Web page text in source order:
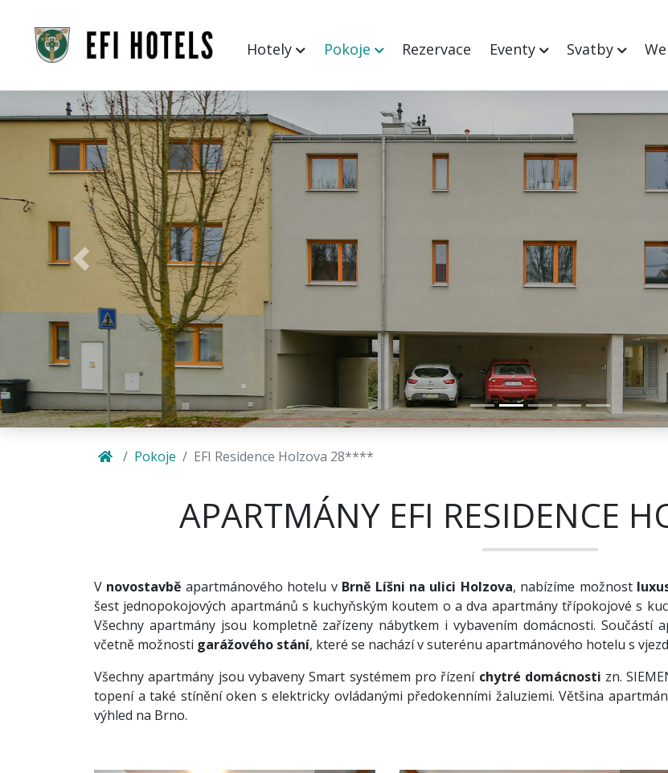
Hotely Pokoje Rezervace Eventy Svatby
Previous
Pokoje EFI Residence Holzova 28****
APARTMÁNY EFI RESIDENCE
V novostavbě apartmánového hotelu v Brně Líšni na ulici Holzova, nabízíme možnost
šest jednopokojových apartmánů s kuchyňským koutem o a dva apartmány třípokojové s
Všechny apartmány jsou kompletně zařízeny nábytkem i vybavením domácnosti. Součástí
včetně možnosti garážového stání, které se nachází v suterénu apartmánového hotelu s
Všechny apartmány jsou vybaveny Smart systémem pro řízení chytré domácnosti zn.
topení a také stínění oken s elektricky ovládanými předokenními žaluziemi. Většina
výhled na Brno.